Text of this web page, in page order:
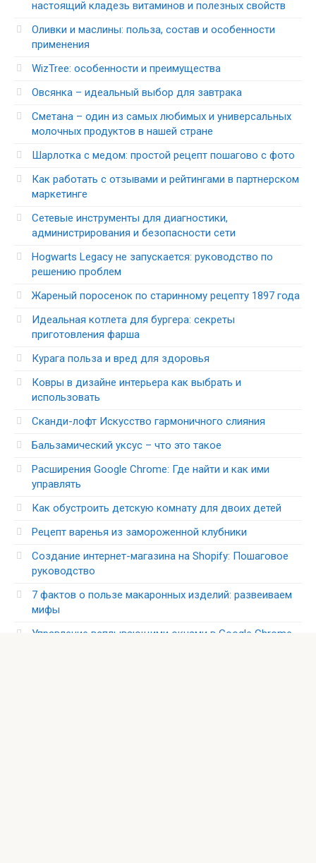
настоящий кладезь витаминов и полезных свойств
Оливки и маслины: польза, состав и особенности
применения
WizTree: особенности и преимущества
Овсянка – идеальный выбор для завтрака
Сметана – один из самых любимых и универсальных
молочных продуктов в нашей стране
Шарлотка с медом: простой рецепт пошагово с фото
Как работать с отзывами и рейтингами в партнерском
маркетинге
Сетевые инструменты для диагностики,
администрирования и безопасности сети
Hogwarts Legacy не запускается: руководство по
решению проблем
Жареный поросенок по старинному рецепту 1897 года
Идеальная котлета для бургера: секреты
приготовления фарша
Курага польза и вред для здоровья
Ковры в дизайне интерьера как выбрать и
использовать
Сканди-лофт Искусство гармоничного слияния
Бальзамический уксус – что это такое
Расширения Google Chrome: Где найти и как ими
управлять
Как обустроить детскую комнату для двоих детей
Рецепт варенья из замороженной клубники
Создание интернет-магазина на Shopify: Пошаговое
руководство
7 фактов о пользе макаронных изделий: развеиваем
мифы
Управление всплывающими окнами в Google Chrome